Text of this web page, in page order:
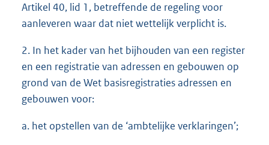
Artikel 40, lid 1, betreffende de regeling voor
aanleveren waar dat niet wettelijk verplicht is.
2. In het kader van het bijhouden van een register
en een registratie van adressen en gebouwen op
grond van de Wet basisregistraties adressen en
gebouwen voor:
a. het opstellen van de ‘ambtelijke verklaringen’;